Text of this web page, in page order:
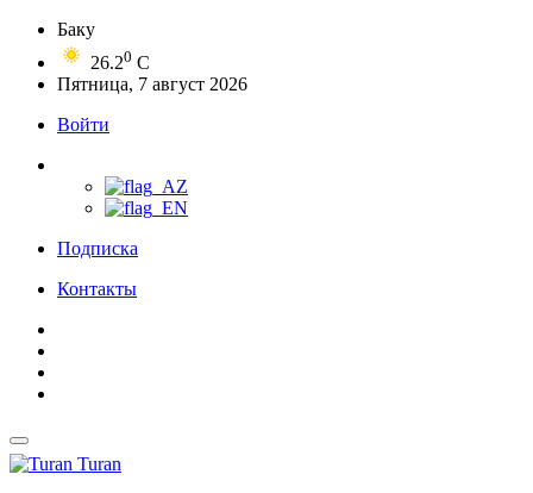
Баку
26.20 C
Пятница, 7 август 2026
Войти
Подписка
Контакты
Turan